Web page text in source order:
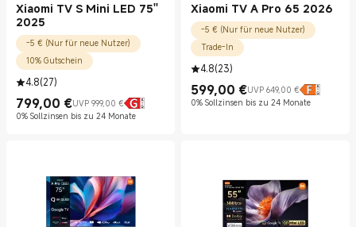
Xiaomi TV S Mini LED 75''
2025
-5 € (Nur für neue Nutzer)
10% Gutschein
4.8(27)
799,00 €
Current Price €799.00UVP 999,00 €
UVP 999,00 €
0% Sollzinsen bis zu 24 Monate
Xiaomi TV A Pro 65 2026
-5 € (Nur für neue Nutzer)
Trade-In
4.8(23)
599,00 €
Current Price €599.00UVP 649,00 €
UVP 649,00 €
0% Sollzinsen bis zu 24 Monate